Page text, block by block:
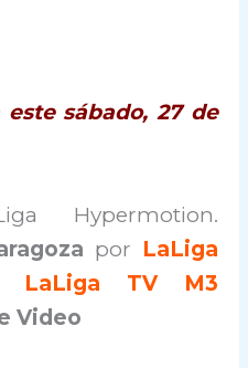
sábado, 27 de
Hypermotion.
por LaLiga
LaLiga TV M3
Video